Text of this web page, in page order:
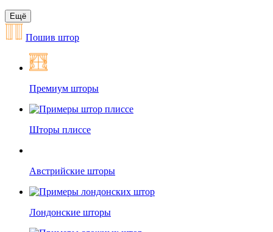
Ещё
Пошив штор
Премиум шторы
Шторы плиссе
Австрийские шторы
Лондонские шторы